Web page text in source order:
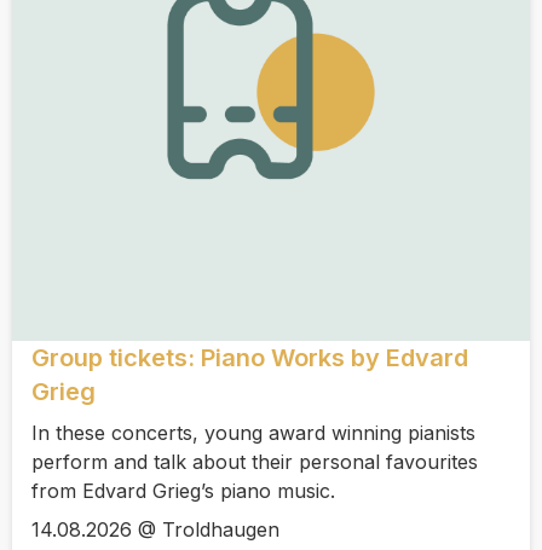
Group tickets: Piano Works by Edvard
Grieg
In these concerts, young award winning pianists
perform and talk about their personal favourites
from Edvard Grieg’s piano music.
14.08.2026 @ Troldhaugen